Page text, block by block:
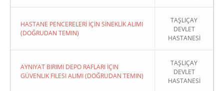
HASTANE PENCERELERİ İÇİN SİNEKLİK ALIMI
(DOĞRUDAN TEMIN)
TAŞLIÇAY
DEVLET
HASTANESİ
AYNIYAT BIRIMI DEPO RAFLARI İÇIN
GÜVENLIK FILESI ALIMI (DOĞRUDAN TEMIN)
TAŞLIÇAY
DEVLET
HASTANESİ